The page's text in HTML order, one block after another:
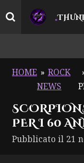
Vai
„
HOME » ROCK
NEWS
PER I 60
Pubblicato il 21